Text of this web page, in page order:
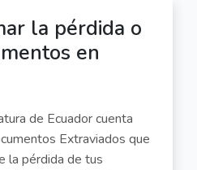
la pérdida o
en
de Ecuador cuenta
Extraviados que
la pérdida de tus